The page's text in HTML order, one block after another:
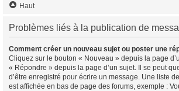
Haut
Problèmes liés à la publication de
Comment créer un nouveau sujet ou poster une
Cliquez sur le bouton « Nouveau » depuis la page
« Répondre » depuis la page d’un sujet. Il se peut
d’être enregistré pour écrire un message. Une liste
est affichée en bas de page des forums, exemple :